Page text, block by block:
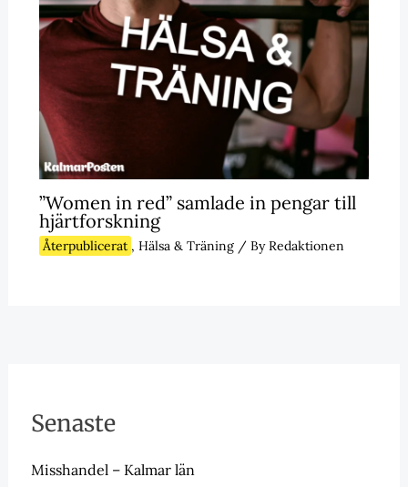
”Women in red” samlade in pengar till
hjärtforskning
Återpublicerat , Hälsa & Träning/ ByRedaktionen
Senaste
Misshandel – Kalmar län